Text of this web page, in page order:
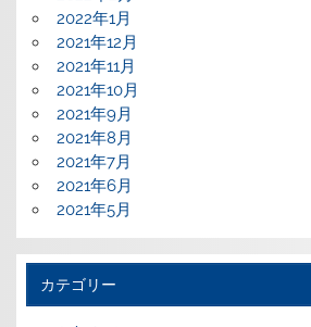
2022年1月
2021年12月
2021年11月
2021年10月
2021年9月
2021年8月
2021年7月
2021年6月
2021年5月
カテゴリー